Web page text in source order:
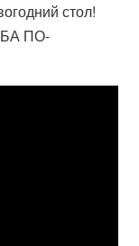
стол!
ПО-